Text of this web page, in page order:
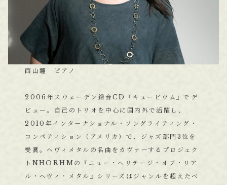
西山瞳 ピアノ
2006年スウェーデン録音CD『キュービウム』でデ
ビュー。自己のトリオを中心に国内外で活躍し、
2010年インターナショナル・ソングライティング・
コンペティション（アメリカ）で、ジャズ部門3位を
受賞。ヘヴィメタルの名曲をカヴァーするプロジェク
トNHORHMの『ニュー・ヘリテージ・オブ・リア
ル・ヘヴィ・メタル』シリーズはジャンルを超えたベ